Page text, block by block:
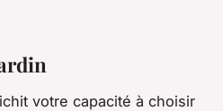
votre capacité à choisir